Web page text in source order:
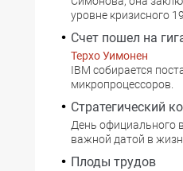
уровне кризисного
Счет пошел на
Терхо Уимонен
IBM собирается
микропроцессоров.
Стратегический
День официального
важной датой в
Плоды трудов